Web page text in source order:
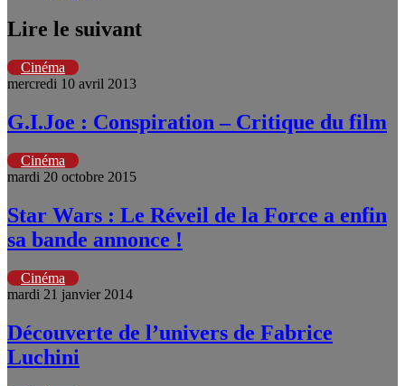
Lire le suivant
Cinéma
mercredi 10 avril 2013
G.I.Joe : Conspiration – Critique du film
Cinéma
mardi 20 octobre 2015
Star Wars : Le Réveil de la Force a enfin
sa bande annonce !
Cinéma
mardi 21 janvier 2014
Découverte de l’univers de Fabrice
Luchini